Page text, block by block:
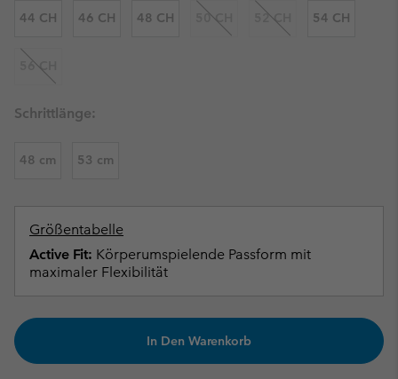
44 CH 46 CH 48 CH 50 CH 52 CH 54 CH
56 CH
Schrittlänge:
48 cm 53 cm
Größentabelle
Active Fit: Körperumspielende Passform mit
maximaler Flexibilität
In Den Warenkorb